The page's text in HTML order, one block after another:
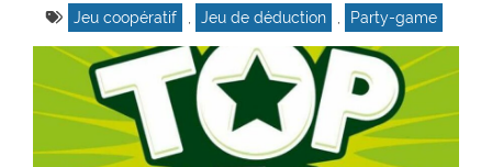
Jeu coopératif Jeu de déduction Party-game